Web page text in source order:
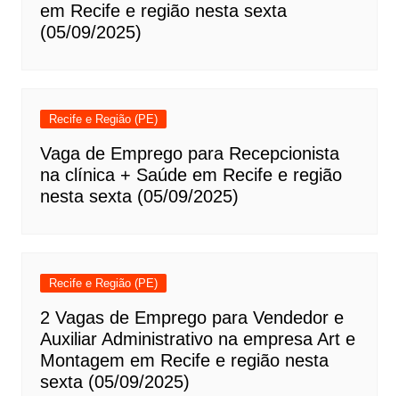
em Recife e região nesta sexta
(05/09/2025)
Recife e Região (PE)
Vaga de Emprego para Recepcionista
na clínica + Saúde em Recife e região
nesta sexta (05/09/2025)
Recife e Região (PE)
2 Vagas de Emprego para Vendedor e
Auxiliar Administrativo na empresa Art e
Montagem em Recife e região nesta
sexta (05/09/2025)